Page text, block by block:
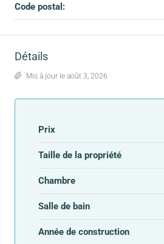
Code postal:
Détails
Mis à jour le août 3, 2026
Prix
Taille de la propriété
Chambre
Salle de bain
Année de construction